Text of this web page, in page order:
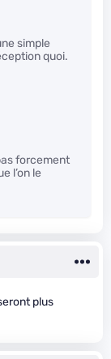
simple
quoi.
forcement
l’on le
plus